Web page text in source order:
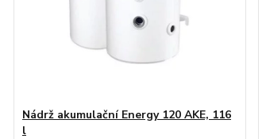
Nádrž akumulační Energy 120 AKE, 116
l